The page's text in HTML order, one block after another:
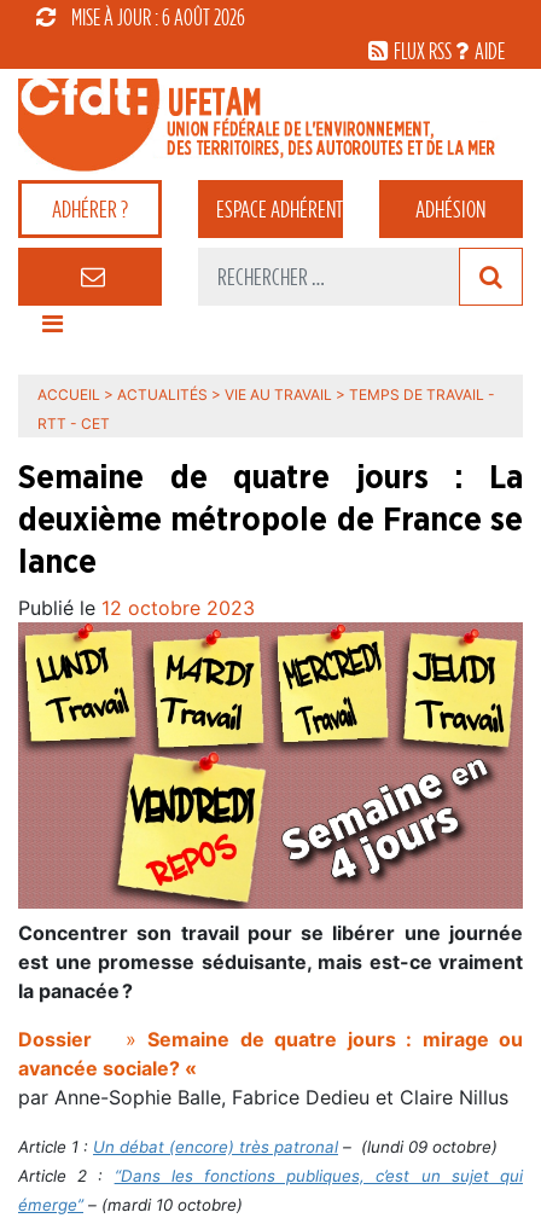
MISE À JOUR : 6 AOÛT 2026
FLUX RSS
AIDE
ADHÉRER ? ESPACEADHÉRENT ADHÉSION
ACCUEIL > ACTUALITÉS > VIE AU TRAVAIL > TEMPS DE TRAVAIL -
RTT - CET
Semaine de quatre jours : La
deuxième métropole de France se
lance
Publié le 12 octobre 2023
Concentrer son travail pour se libérer une journée
est une promesse séduisante, mais est-ce vraiment
la panacée ?
Dossier
» Semaine de quatre jours : mirage ou
avancée sociale? «
par Anne-Sophie Balle, Fabrice Dedieu et Claire Nillus
Article 1 : Un débat (encore) très patronal – (lundi 09 octobre)
Article 2 : “Dans les fonctions publiques, c’est un sujet qui
émerge”– (mardi 10 octobre)